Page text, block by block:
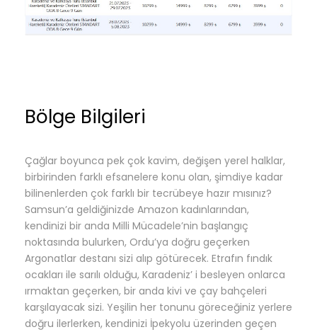
Bölge Bilgileri
Çağlar boyunca pek çok kavim, değişen yerel halklar,
birbirinden farklı efsanelere konu olan, şimdiye kadar
bilinenlerden çok farklı bir tecrübeye hazır mısınız?
Samsun’a geldiğinizde Amazon kadınlarından,
kendinizi bir anda Milli Mücadele’nin başlangıç
noktasında bulurken, Ordu’ya doğru geçerken
Argonatlar destanı sizi alıp götürecek. Etrafın fındık
ocakları ile sarılı olduğu, Karadeniz’ i besleyen onlarca
ırmaktan geçerken, bir anda kivi ve çay bahçeleri
karşılayacak sizi. Yeşilin her tonunu göreceğiniz yerlere
doğru ilerlerken, kendinizi İpekyolu üzerinden geçen